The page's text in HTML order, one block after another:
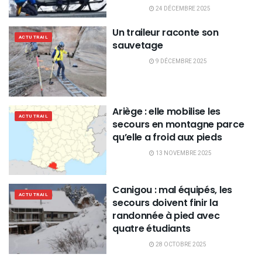
24 DÉCEMBRE 2025
ACTU TRAIL
Un traileur raconte son
sauvetage
9 DÉCEMBRE 2025
ACTU TRAIL
Ariège : elle mobilise les
secours en montagne parce
qu’elle a froid aux pieds
13 NOVEMBRE 2025
ACTU TRAIL
Canigou : mal équipés, les
secours doivent finir la
randonnée à pied avec
quatre étudiants
28 OCTOBRE 2025